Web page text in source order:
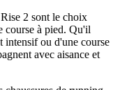
2 sont le choix
course à pied. Qu'il
intensif ou d'une course
avec aisance et